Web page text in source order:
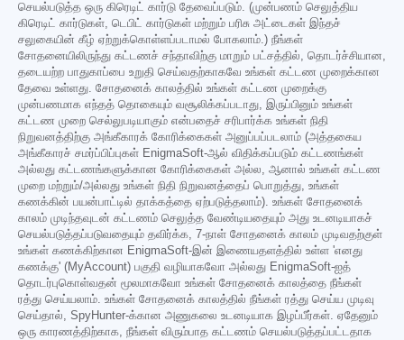
செயல்படுத்த ஒரு கிரெடிட் கார்டு தேவைப்படும். (முன்பணம் செலுத்திய
கிரெடிட் கார்டுகள், டெபிட் கார்டுகள் மற்றும் பரிசு அட்டைகள் இந்தச்
சலுகையின் கீழ் ஏற்றுக்கொள்ளப்படாமல் போகலாம்.) நீங்கள்
சோதனையிலிருந்து கட்டணச் சந்தாவிற்கு மாறும் பட்சத்தில், தொடர்ச்சியான,
தடையற்ற பாதுகாப்பை உறுதி செய்வதற்காகவே உங்கள் கட்டண முறைக்கான
தேவை உள்ளது. சோதனைக் காலத்தில் உங்கள் கட்டண முறைக்கு
முன்பணமாக எந்தத் தொகையும் வசூலிக்கப்படாது, இருப்பினும் உங்கள்
கட்டண முறை செல்லுபடியாகும் என்பதைச் சரிபார்க்க உங்கள் நிதி
நிறுவனத்திற்கு அங்கீகாரக் கோரிக்கைகள் அனுப்பப்படலாம் (அத்தகைய
அங்கீகாரச் சமர்ப்பிப்புகள் EnigmaSoft-ஆல் விதிக்கப்படும் கட்டணங்கள்
அல்லது கட்டணங்களுக்கான கோரிக்கைகள் அல்ல, ஆனால் உங்கள் கட்டண
முறை மற்றும்/அல்லது உங்கள் நிதி நிறுவனத்தைப் பொறுத்து, உங்கள்
கணக்கின் பயன்பாட்டில் தாக்கத்தை ஏற்படுத்தலாம்). உங்கள் சோதனைக்
காலம் முடிந்தவுடன் கட்டணம் செலுத்த வேண்டியதையும் அது உடனடியாகச்
செயல்படுத்தப்படுவதையும் தவிர்க்க, 7-நாள் சோதனைக் காலம் முடிவதற்குள்
உங்கள் கணக்கிற்கான EnigmaSoft-இன் இணையதளத்தில் உள்ள 'எனது
கணக்கு' (MyAccount) பகுதி வழியாகவோ அல்லது EnigmaSoft-ஐத்
தொடர்புகொள்வதன் மூலமாகவோ உங்கள் சோதனைக் காலத்தை நீங்கள்
ரத்து செய்யலாம். உங்கள் சோதனைக் காலத்தில் நீங்கள் ரத்து செய்ய முடிவு
செய்தால், SpyHunter-க்கான அணுகலை உடனடியாக இழப்பீர்கள். ஏதேனும்
ஒரு காரணத்திற்காக, நீங்கள் விரும்பாத கட்டணம் செயல்படுத்தப்பட்டதாக